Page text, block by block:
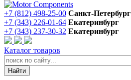
+7 (812) 498-25-00 Санкт-Петербург
+7 (343) 226-01-64 Екатеринбург
+7 (343) 237-30-32 Екатеринбург
Каталог товаров